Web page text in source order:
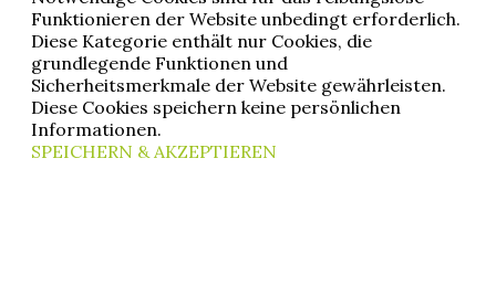
Funktionieren der Website unbedingt erforderlich.
Diese Kategorie enthält nur Cookies, die
grundlegende Funktionen und
Sicherheitsmerkmale der Website gewährleisten.
Diese Cookies speichern keine persönlichen
Informationen.
SPEICHERN & AKZEPTIEREN